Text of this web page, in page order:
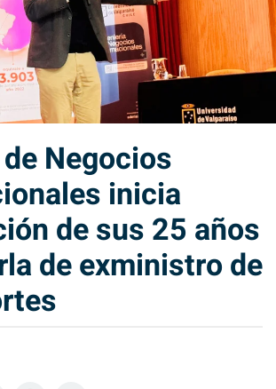
Negocios
inicia
de sus 25 años
de exministro de